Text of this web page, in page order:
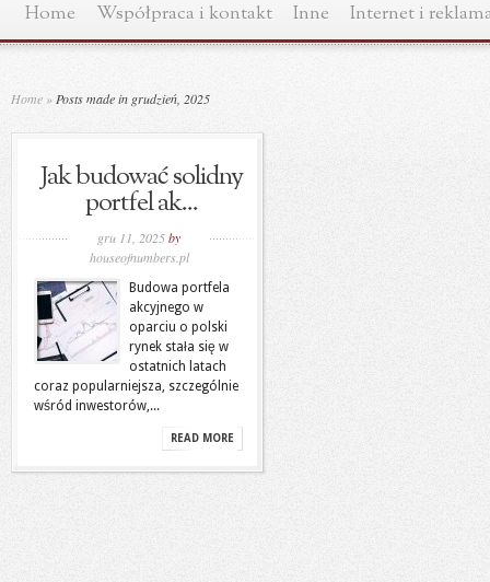
Home Współpraca i kontakt Inne Internet i
Home » Posts made in grudzień, 2025
Jak budować solidny
portfel ak...
gru 11, 2025by
houseofnumbers.pl
Budowa portfela
akcyjnego w
oparciu o polski
rynek stała się w
ostatnich latach
coraz popularniejsza, szczególnie
wśród inwestorów,...
READ MORE